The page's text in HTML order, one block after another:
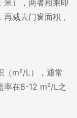
米），两者相乘即
减去门窗面积，
（m²/L），通常
率在8-12 m²/L之